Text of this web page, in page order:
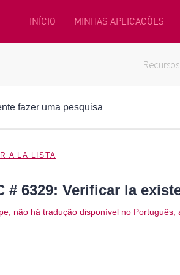
INÍCIO MINHAS APLICACÕES
Recursos